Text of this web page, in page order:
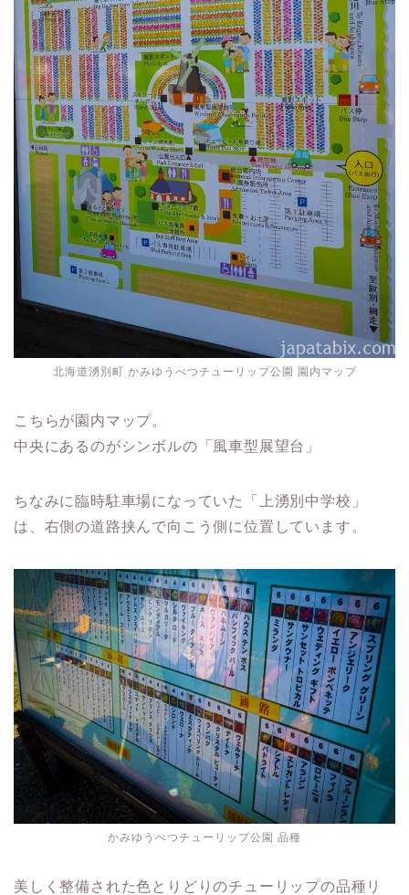
北海道湧別町 かみゆうべつチューリップ公園 園内マップ
こちらが園内マップ。
中央にあるのがシンボルの「風車型展望台」
ちなみに臨時駐車場になっていた「上湧別中学校」
は、右側の道路挟んで向こう側に位置しています。
かみゆうべつチューリップ公園 品種
美しく整備された色とりどりのチューリップの品種リ